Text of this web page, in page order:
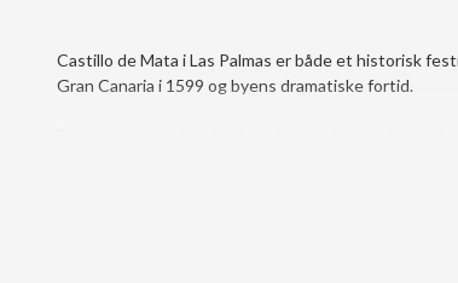
Castillo de Mata i Las Palmas er både et historisk
Gran Canaria i 1599 og byens dramatiske fortid.